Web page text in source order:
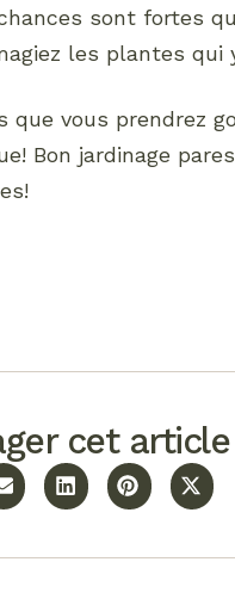
sont fortes
les plantes qui
que vous prendrez
Bon jardinage
cet article